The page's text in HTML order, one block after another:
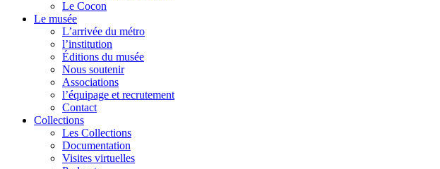
Le Cocon
Le musée
L’arrivée du métro
l’institution
Éditions du musée
Nous soutenir
Associations
l’équipage et recrutement
Contact
Collections
Les Collections
Documentation
Visites virtuelles